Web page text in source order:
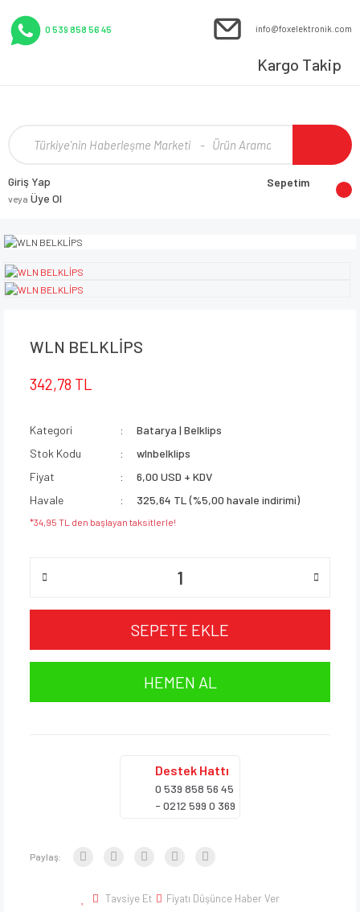
0 539 858 56 45 info@foxelektronik.com
Kargo Takip
Giriş Yap
veya Üye Ol
Sepetim
WLN BELKLİPS
342,78 TL
Kategori
Batarya | Belklips
Stok Kodu
wlnbelklips
Fiyat
6,00 USD + KDV
Havale
325,64 TL (%5,00 havale indirimi)
*34,95 TL den başlayan taksitlerle!
SEPETE EKLE
HEMEN AL
Destek Hattı
0 539 858 56 45
- 0212 599 0 369
Paylaş:
Tavsiye Et Fiyatı Düşünce Haber Ver